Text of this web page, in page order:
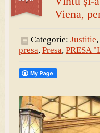
Viena,
Categorie: Justitie,
presa, Presa, PRESA